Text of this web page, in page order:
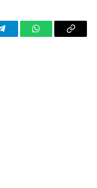
TelegramWhatsAppCopy